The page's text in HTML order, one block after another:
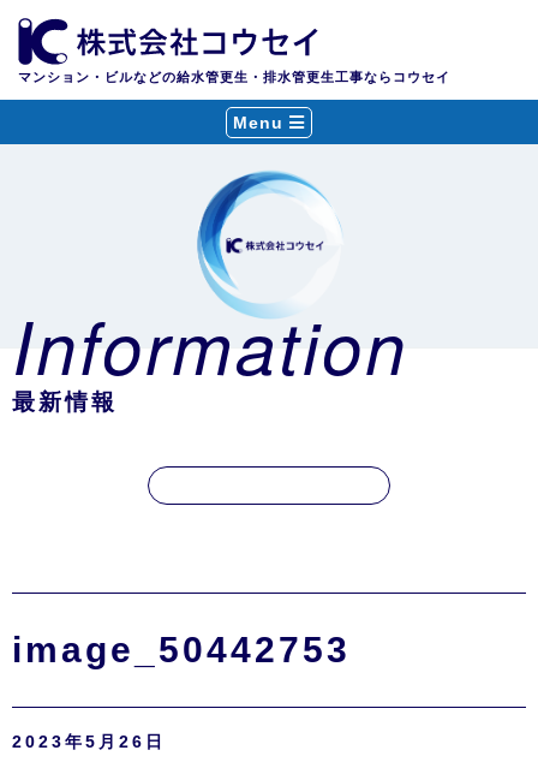
マンション・ビルなどの給水管更生・排水管更生工事ならコウセイ
Menu
Information
最新情報
image_50442753
2023年5月26日